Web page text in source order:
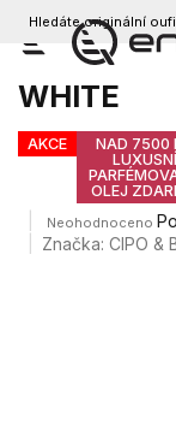
Přejít
obsah
Hledáte originální
Opasek
WHITE
AKCE
NAD 7500
LUXUSNÍ
OLEJ
Průměrné
hodnocení
Neohodnoceno
Značka:CIPO &